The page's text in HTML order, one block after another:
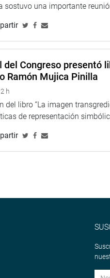
sostuvo una importante
del Congreso presentó
Ramón Mujica Pinilla
h
del libro “La imagen
de representación